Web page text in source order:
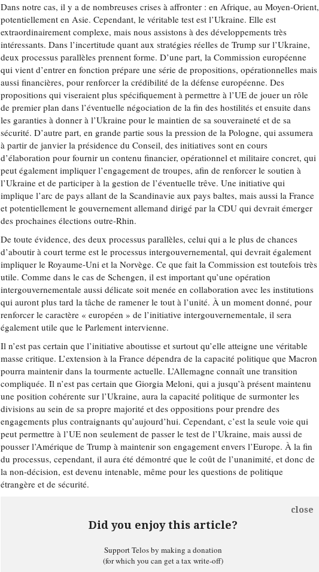
Dans notre cas, il y a de nombreuses crises à affronter : en Afrique, au Moyen-Orient,
potentiellement en Asie. Cependant, le véritable test est l’Ukraine. Elle est
extraordinairement complexe, mais nous assistons à des développements très
intéressants. Dans l’incertitude quant aux stratégies réelles de Trump sur l’Ukraine,
deux processus parallèles prennent forme. D’une part, la Commission européenne
qui vient d’entrer en fonction prépare une série de propositions, opérationnelles mais
aussi financières, pour renforcer la crédibilité de la défense européenne. Des
propositions qui viseraient plus spécifiquement à permettre à l’UE de jouer un rôle
de premier plan dans l’éventuelle négociation de la fin des hostilités et ensuite dans
les garanties à donner à l’Ukraine pour le maintien de sa souveraineté et de sa
sécurité. D’autre part, en grande partie sous la pression de la Pologne, qui assumera
à partir de janvier la présidence du Conseil, des initiatives sont en cours
d’élaboration pour fournir un contenu financier, opérationnel et militaire concret, qui
peut également impliquer l’engagement de troupes, afin de renforcer le soutien à
l’Ukraine et de participer à la gestion de l’éventuelle trêve. Une initiative qui
implique l’arc de pays allant de la Scandinavie aux pays baltes, mais aussi la France
et potentiellement le gouvernement allemand dirigé par la CDU qui devrait émerger
des prochaines élections outre-Rhin.
De toute évidence, des deux processus parallèles, celui qui a le plus de chances
d’aboutir à court terme est le processus intergouvernemental, qui devrait également
impliquer le Royaume-Uni et la Norvège. Ce que fait la Commission est toutefois très
utile. Comme dans le cas de Schengen, il est important qu’une opération
intergouvernementale aussi délicate soit menée en collaboration avec les institutions
qui auront plus tard la tâche de ramener le tout à l’unité. À un moment donné, pour
renforcer le caractère « européen » de l’initiative intergouvernementale, il sera
également utile que le Parlement intervienne.
Il n’est pas certain que l’initiative aboutisse et surtout qu’elle atteigne une véritable
masse critique. L’extension à la France dépendra de la capacité politique que Macron
pourra maintenir dans la tourmente actuelle. L’Allemagne connaît une transition
compliquée. Il n’est pas certain que Giorgia Meloni, qui a jusqu’à présent maintenu
une position cohérente sur l’Ukraine, aura la capacité politique de surmonter les
divisions au sein de sa propre majorité et des oppositions pour prendre des
engagements plus contraignants qu’aujourd’hui. Cependant, c’est la seule voie qui
peut permettre à l’UE non seulement de passer le test de l’Ukraine, mais aussi de
pousser l’Amérique de Trump à maintenir son engagement envers l’Europe. À la fin
du processus, cependant, il aura été démontré que le coût de l’unanimité, et donc de
la non-décision, est devenu intenable, même pour les questions de politique
étrangère et de sécurité.
Did you enjoy this article?
close
Support Telos by making a donation
(for which you can get a tax write-off)